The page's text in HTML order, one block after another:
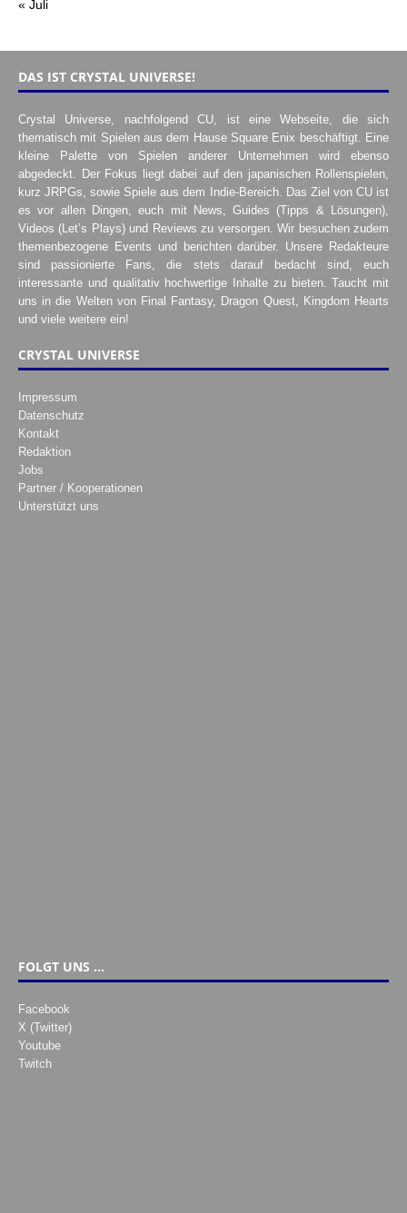
« Juli
DAS IST CRYSTAL UNIVERSE!
Crystal Universe, nachfolgend CU, ist eine Webseite, die sich
thematisch mit Spielen aus dem Hause Square Enix beschäftigt. Eine
kleine Palette von Spielen anderer Unternehmen wird ebenso
abgedeckt. Der Fokus liegt dabei auf den japanischen Rollenspielen,
kurz JRPGs, sowie Spiele aus dem Indie-Bereich. Das Ziel von CU ist
es vor allen Dingen, euch mit News, Guides (Tipps & Lösungen),
Videos (Let’s Plays) und Reviews zu versorgen. Wir besuchen zudem
themenbezogene Events und berichten darüber. Unsere Redakteure
sind passionierte Fans, die stets darauf bedacht sind, euch
interessante und qualitativ hochwertige Inhalte zu bieten. Taucht mit
uns in die Welten von Final Fantasy, Dragon Quest, Kingdom Hearts
und viele weitere ein!
CRYSTAL UNIVERSE
Impressum
Datenschutz
Kontakt
Redaktion
Jobs
Partner / Kooperationen
Unterstützt uns
FOLGT UNS …
Facebook
X (Twitter)
Youtube
Twitch